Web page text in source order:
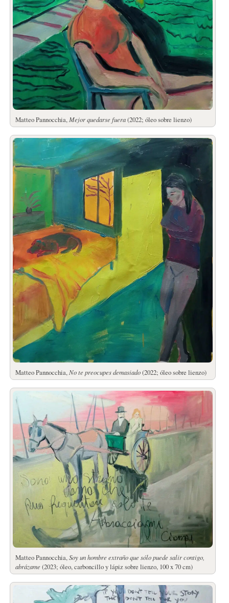
Matteo Pannocchia,Mejor quedarse fuera(2022; óleo sobre lienzo)
Matteo Pannocchia,No te preocupes demasiado(2022; óleo sobre lienzo)
Matteo Pannocchia, Soy un hombre extraño que sólo puede salir contigo,
abrázame (2023; óleo, carboncillo y lápiz sobre lienzo, 100 x 70 cm)